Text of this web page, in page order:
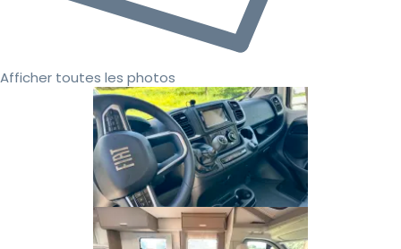
Afficher toutes les photos